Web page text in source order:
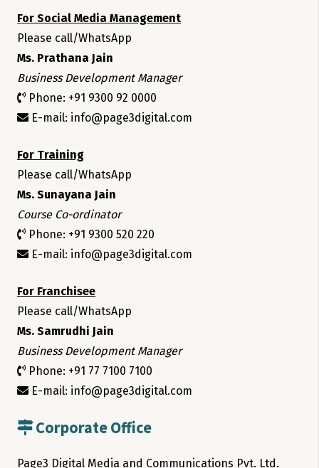
For Social Media Management
Please call/WhatsApp
Ms. Prathana Jain
Business Development Manager
Phone: +91 9300 92 0000
E-mail: info@page3digital.com
For Training
Please call/WhatsApp
Ms. Sunayana Jain
Course Co-ordinator
Phone: +91 9300 520 220
E-mail: info@page3digital.com
For Franchisee
Please call/WhatsApp
Ms. Samrudhi Jain
Business Development Manager
Phone: +91 77 7100 7100
E-mail: info@page3digital.com
Corporate Office
Page3 Digital Media and Communications Pvt. Ltd.